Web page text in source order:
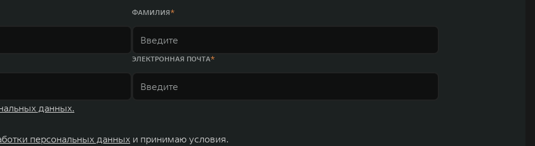
ФАМИЛИЯ
ЭЛЕКТРОННАЯ ПОЧТА
данных.
персональных данных и принимаю условия.